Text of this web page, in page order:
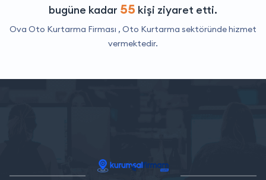
bugüne kadar 55 kişi ziyaret etti.
Ova Oto Kurtarma Firması , Oto Kurtarma sektöründe hizmet
vermektedir.